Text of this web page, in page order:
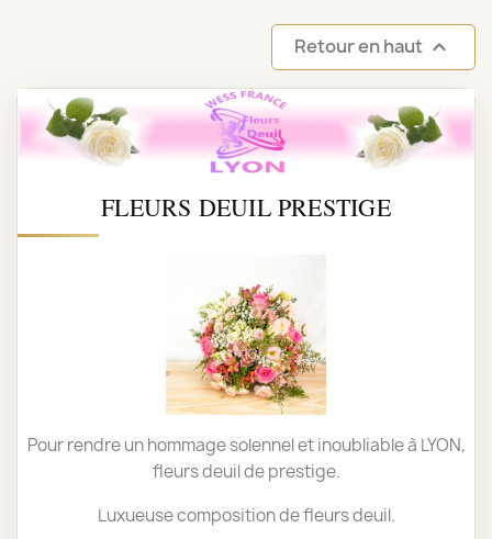
Retour en haut 
FLEURS DEUIL PRESTIGE
Pour rendre un hommage solennel et inoubliable à LYON,
fleurs deuil de prestige.
Luxueuse composition de fleurs deuil.